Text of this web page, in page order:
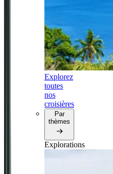
Explorez
toutes
nos
croisières
Par
thèmes
Explorations